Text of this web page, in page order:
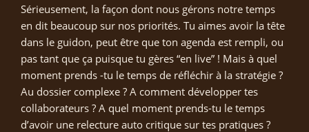
Sérieusement, la façon dont nous gérons notre temps
en dit beaucoup sur nos priorités. Tu aimes avoir la tête
dans le guidon, peut être que ton agenda est rempli, ou
pas tant que ça puisque tu gères “en live” ! Mais à quel
moment prends -tu le temps de réfléchir à la stratégie ?
Au dossier complexe ? A comment développer tes
collaborateurs ? A quel moment prends-tu le temps
d’avoir une relecture auto critique sur tes pratiques ?